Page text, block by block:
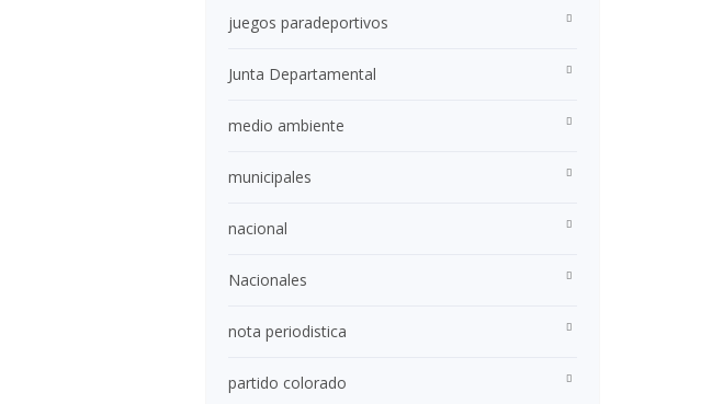
juegos paradeportivos
Junta Departamental
medio ambiente
municipales
nacional
Nacionales
nota periodistica
partido colorado